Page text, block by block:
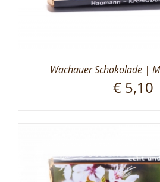
Wachauer Schokolade |
€ 5,10